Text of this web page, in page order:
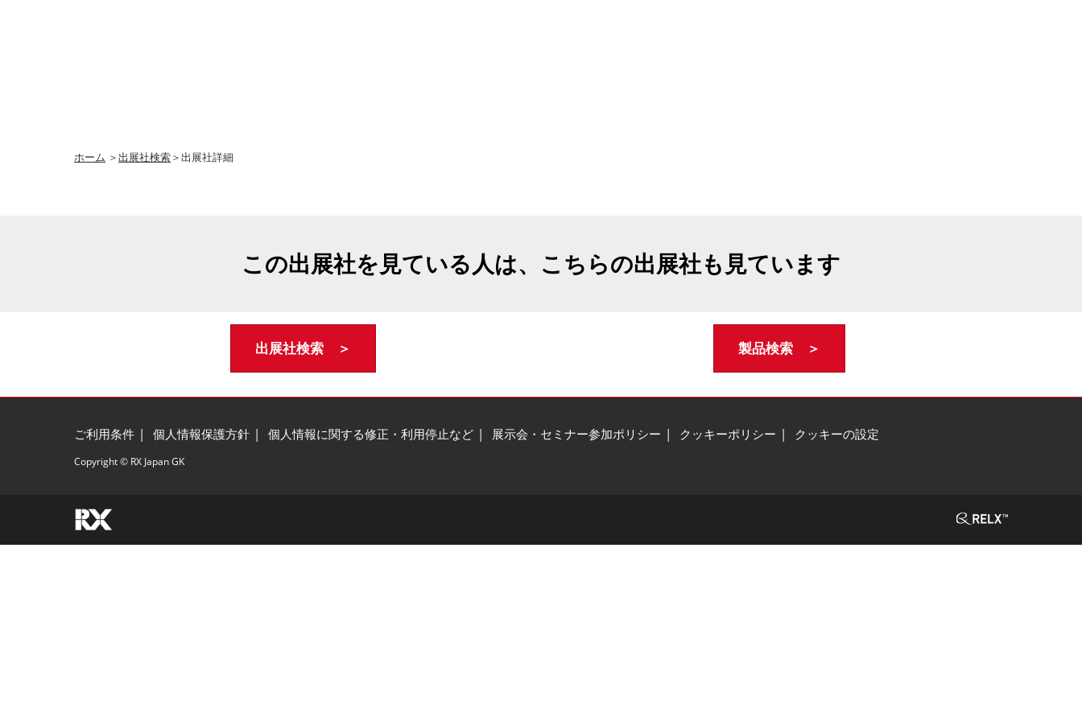
ホーム ＞出展社検索＞出展社詳細
この出展社を見ている人は、こちらの出展社も見ています
出展社検索 ＞ 製品検索 ＞
ご利用条件 個人情報保護方針 個人情報に関する修正・利用停止など 展示会・セミナー参加ポリシー クッキーポリシー クッキーの設定
Copyright © RX Japan GK